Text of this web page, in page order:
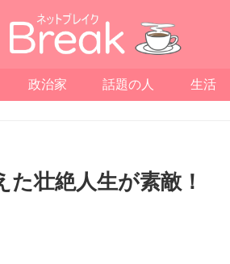
政治家 話題の人 生活
壮絶人生が素敵！